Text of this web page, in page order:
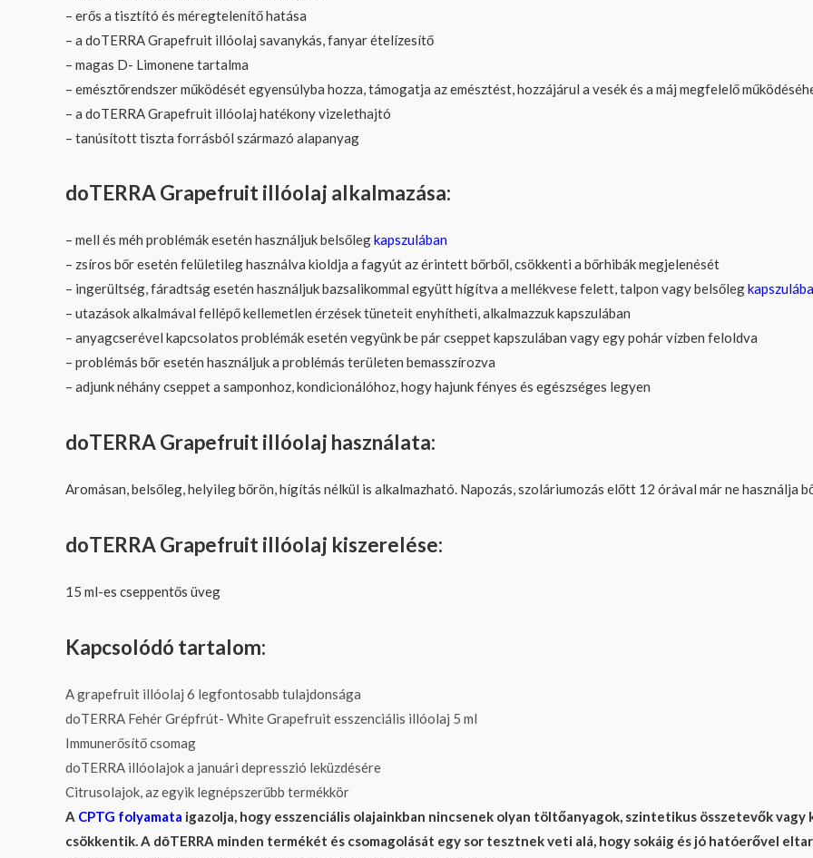
– erős a tisztító és méregtelenítő hatása
– a doTERRA Grapefruit illóolaj savanykás, fanyar ételízesítő
– magas D- Limonene tartalma
– emésztőrendszer működését egyensúlyba hozza, támogatja az emésztést, hozzájárul a vesék és a máj megfelelő
– a doTERRA Grapefruit illóolaj hatékony vizelethajtó
– tanúsított tiszta forrásból származó alapanyag
doTERRA Grapefruit illóolaj alkalmazása:
– mell és méh problémák esetén használjuk belsőlegkapszulában
– zsíros bőr esetén felületileg használva kioldja a fagyút az érintett bőrből, csökkenti a bőrhibák megjelenését
– ingerültség, fáradtság esetén használjuk bazsalikommal együtt hígítva a mellékvese felett, talpon vagy belsőleg
– utazások alkalmával fellépő kellemetlen érzések tüneteit enyhítheti, alkalmazzuk kapszulában
– anyagcserével kapcsolatos problémák esetén vegyünk be pár cseppet kapszulában vagy egy pohár vízben feloldva
– problémás bőr esetén használjuk a problémás területen bemasszírozva
– adjunk néhány cseppet a samponhoz, kondicionálóhoz, hogy hajunk fényes és egészséges legyen
doTERRA Grapefruit illóolaj használata:
Aromásan, belsőleg, helyileg bőrön, hígítás nélkül is alkalmazható. Napozás, szoláriumozás előtt 12 órával már ne használja
doTERRA Grapefruit illóolaj kiszerelése:
15 ml-es cseppentős üveg
Kapcsolódó tartalom:
A grapefruit illóolaj 6 legfontosabb tulajdonsága
doTERRA Fehér Grépfrút- White Grapefruit esszenciális illóolaj 5 ml
Immunerősítő csomag
doTERRA illóolajok a januári depresszió leküzdésére
Citrusolajok, az egyik legnépszerűbb termékkör
A CPTG folyamata igazolja, hogy esszenciális olajainkban nincsenek olyan töltőanyagok, szintetikus összetevők
csökkentik. A dōTERRA minden termékét és csomagolását egy sor tesztnek veti alá, hogy sokáig és jó hatóerővel